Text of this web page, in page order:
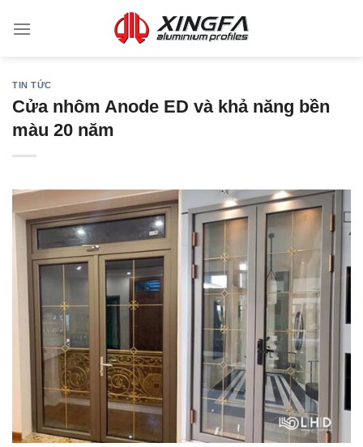
TIN TỨC
Cửa nhôm Anode ED và khả năng bền
màu 20 năm